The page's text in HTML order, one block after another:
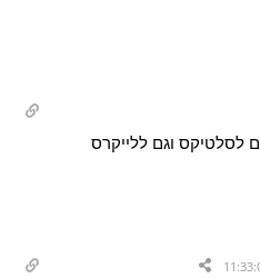
לסלטיקס וגם ללייקרס